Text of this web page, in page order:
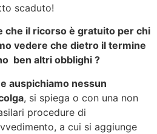
scaduto!
che il ricorso è gratuito per chi
vedere che dietro il termine
ben altri obblighi ?
auspichiamo nessun
, si spiega o con una non
procedure di
a cui si aggiunge